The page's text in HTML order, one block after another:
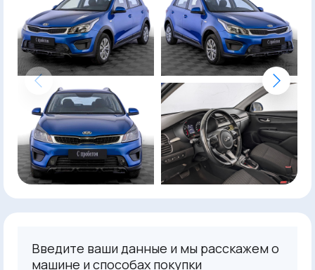
Введите ваши данные и мы расскажем о
машине и способах покупки